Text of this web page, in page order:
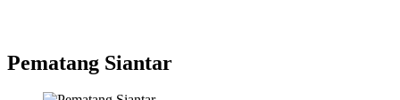
Pematang Siantar